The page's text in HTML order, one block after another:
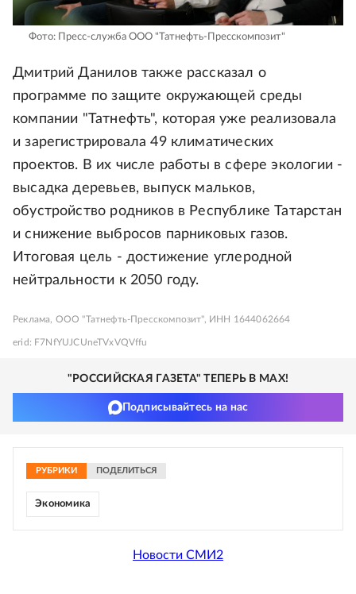
Фото: Пресс-служба ООО "Татнефть-Пресскомпозит"
Дмитрий Данилов также рассказал о
программе по защите окружающей среды
компании "Татнефть", которая уже реализовала
и зарегистрировала 49 климатических
проектов. В их числе работы в сфере экологии -
высадка деревьев, выпуск мальков,
обустройство родников в Республике Татарстан
и снижение выбросов парниковых газов.
Итоговая цель - достижение углеродной
нейтральности к 2050 году.
Реклама, ООО "Татнефть-Пресскомпозит", ИНН 1644062664
erid: F7NfYUJCUneTVxVQVffu
"РОССИЙСКАЯ ГАЗЕТА" ТЕПЕРЬ В MAX!
Подписывайтесь на нас
РУБРИКИ ПОДЕЛИТЬСЯ
Экономика
Новости СМИ2